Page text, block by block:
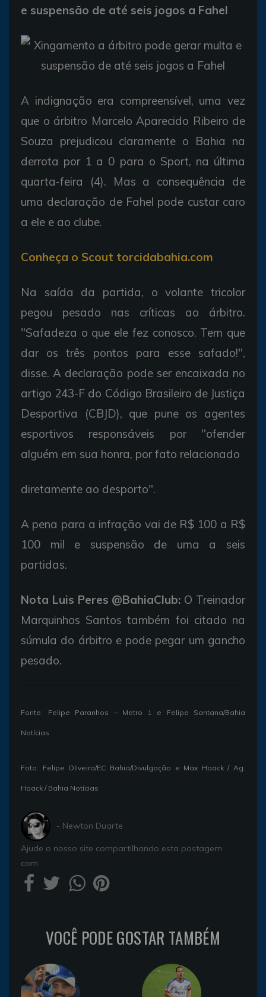
e suspensão de até seis jogos a Fahel
A indignação era compreensível, uma vez
que o árbitro Marcelo Aparecido Ribeiro de
Souza prejudicou claramente o Bahia na
derrota por 1 a 0 para o Sport, na última
quarta-feira (4). Mas a consequência de
uma declaração de Fahel pode custar caro
a ele e ao clube.
Conheça o Scout torcidabahia.com
Na saída da partida, o volante tricolor
pegou pesado nas críticas ao árbitro.
"Safadeza o que ele fez conosco. Tem que
dar os três pontos para esse safado!",
disse. A declaração pode ser encaixada no
artigo 243-F do Código Brasileiro de Justiça
Desportiva (CBJD), que pune os agentes
esportivos responsáveis por "ofender
alguém em sua honra, por fato relacionado
diretamente ao desporto".
A pena para a infração vai de R$ 100 a R$
100 mil e suspensão de uma a seis
partidas.
Nota Luis Peres @BahiaClub: O Treinador
Marquinhos Santos também foi citado na
súmula do árbitro e pode pegar um gancho
pesado.
Fonte: Felipe Paranhos – Metro 1 e Felipe Santana/Bahia
Notícias
Foto: Felipe Oliveira/EC Bahia/Divulgação e Max Haack / Ag.
Haack / Bahia Notícias
- Newton Duarte
Ajude o nosso site compartilhando esta postagem
com
VOCÊ PODE GOSTAR TAMBÉM